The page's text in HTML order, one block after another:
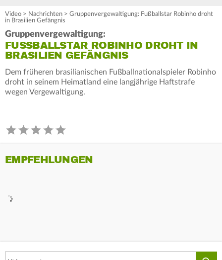
Video > Nachrichten > Gruppenvergewaltigung: Fußballstar Robinho droht
in Brasilien Gefängnis
Gruppenvergewaltigung:
FUSSBALLSTAR ROBINHO DROHT IN B
RASILIEN GEFÄNGNIS
Dem früheren brasilianischen Fußballnationalspieler Robinho
droht in seinem Heimatland eine langjährige Haftstrafe
wegen Vergewaltigung.
EMPFEHLUNGEN